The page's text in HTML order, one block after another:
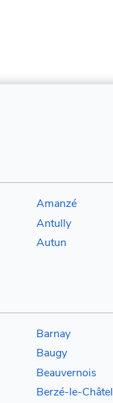
Amanzé
Antully
Autun
Barnay
Baugy
Beauvernois
Berzé-le-Châtel